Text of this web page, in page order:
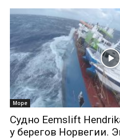
Море
Судно Eemslift
у берегов Норвегии.